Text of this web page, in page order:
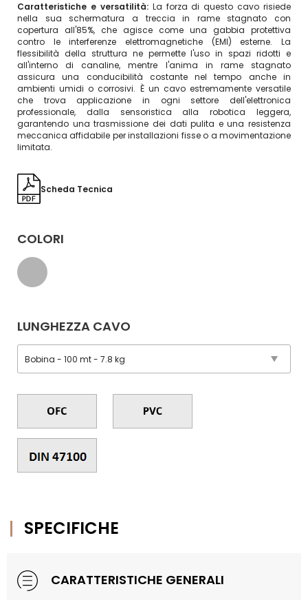
Caratteristiche e versatilità:La forza di questo cavo risiede
nella sua schermatura a treccia in rame stagnato con
copertura all'85%, che agisce come una gabbia protettiva
contro le interferenze elettromagnetiche (EMI) esterne. La
flessibilità della struttura ne permette l'uso in spazi ridotti e
all'interno di canaline, mentre l'anima in rame stagnato
assicura una conducibilità costante nel tempo anche in
ambienti umidi o corrosivi. È un cavo estremamente versatile
che trova applicazione in ogni settore dell'elettronica
professionale, dalla sensoristica alla robotica leggera,
garantendo una trasmissione dei dati pulita e una resistenza
meccanica affidabile per installazioni fisse o a movimentazione
limitata.
Scheda Tecnica
COLORI
LUNGHEZZA CAVO
SPECIFICHE
CARATTERISTICHE GENERALI